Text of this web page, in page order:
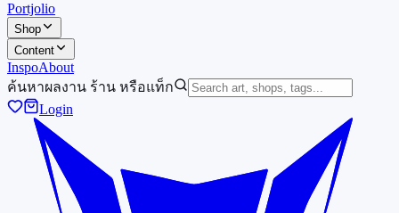
Portjolio
Shop
Content
InspoAbout
ค้นหาผลงาน ร้าน หรือแท็ก
Login